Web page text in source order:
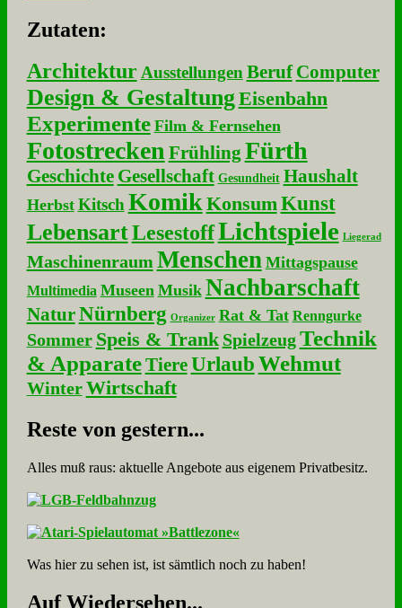
Zu­ta­ten:
Architektur Ausstellungen Beruf Computer
Design & GestaltungEisenbahn
Experimente Film & Fernsehen
Fotostrecken Frühling Fürth
Geschichte Gesellschaft Gesundheit Haushalt
Herbst Kitsch KomikKonsumKunst
LebensartLesestoffLichtspiele Liegerad
Maschinenraum Menschen Mittagspause
Multimedia Museen Musik Nachbarschaft
NaturNürnberg Organizer Rat & Tat Renngurke
Sommer Speis & Trank Spielzeug Technik
& Apparate Tiere UrlaubWehmut
Winter Wirtschaft
Re­ste von ge­stern...
Alles muß raus: aktuelle An­ge­bo­te aus eigenem Privatbesitz.
Was hier zu sehen ist, ist sämt­lich noch zu haben!
Auf Wie­der­se­hen...